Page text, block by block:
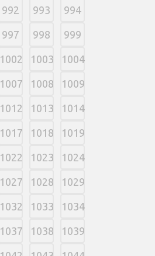
992 993 994
997 998 999
1002 1003 1004
1007 1008 1009
1012 1013 1014
1017 1018 1019
1022 1023 1024
1027 1028 1029
1032 1033 1034
1037 1038 1039